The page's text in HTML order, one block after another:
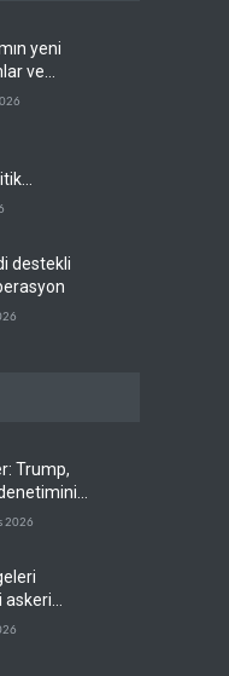
yeni
ve
destekli
Trump,
2026
askeri